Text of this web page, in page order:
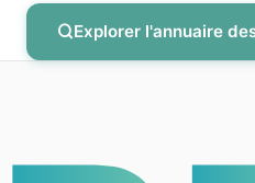
Explorer l'annuaire